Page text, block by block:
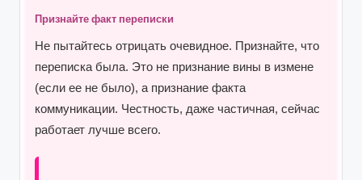
Признайте факт переписки
Не пытайтесь отрицать очевидное. Признайте, что
переписка была. Это не признание вины в измене
(если ее не было), а признание факта
коммуникации. Честность, даже частичная, сейчас
работает лучше всего.